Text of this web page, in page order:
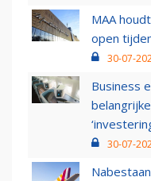
MAA
open
30-07-
Business
30-07-